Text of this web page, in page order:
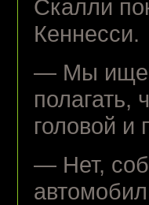
Скалли
Кеннесси.
— Мы ищем
полагать,
головой и
— Нет,